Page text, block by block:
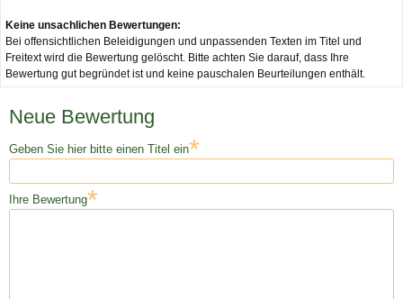
Keine unsachlichen Bewertungen:
Bei offensichtlichen Beleidigungen und unpassenden Texten im Titel und
Freitext wird die Bewertung gelöscht. Bitte achten Sie darauf, dass Ihre
Bewertung gut begründet ist und keine pauschalen Beurteilungen enthält.
Neue Bewertung
Geben Sie hier bitte einen Titel ein*
Ihre Bewertung*